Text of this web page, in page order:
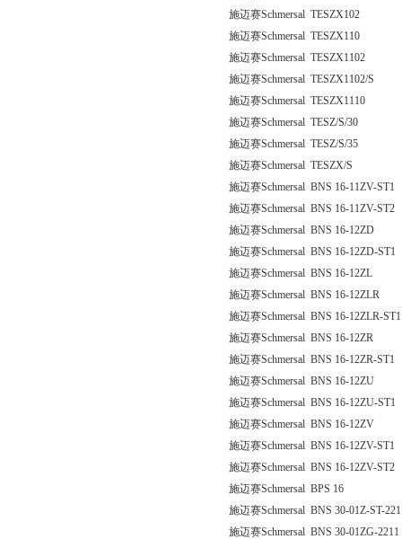
施迈赛Schmersal TESZX102
施迈赛Schmersal TESZX110
施迈赛Schmersal TESZX1102
施迈赛Schmersal TESZX1102/S
施迈赛Schmersal TESZX1110
施迈赛Schmersal TESZ/S/30
施迈赛Schmersal TESZ/S/35
施迈赛Schmersal TESZX/S
施迈赛Schmersal BNS 16-11ZV-ST1
施迈赛Schmersal BNS 16-11ZV-ST2
施迈赛Schmersal BNS 16-12ZD
施迈赛Schmersal BNS 16-12ZD-ST1
施迈赛Schmersal BNS 16-12ZL
施迈赛Schmersal BNS 16-12ZLR
施迈赛Schmersal BNS 16-12ZLR-ST1
施迈赛Schmersal BNS 16-12ZR
施迈赛Schmersal BNS 16-12ZR-ST1
施迈赛Schmersal BNS 16-12ZU
施迈赛Schmersal BNS 16-12ZU-ST1
施迈赛Schmersal BNS 16-12ZV
施迈赛Schmersal BNS 16-12ZV-ST1
施迈赛Schmersal BNS 16-12ZV-ST2
施迈赛Schmersal BPS 16
施迈赛Schmersal BNS 30-01Z-ST-
施迈赛Schmersal BNS 30-01ZG-2211